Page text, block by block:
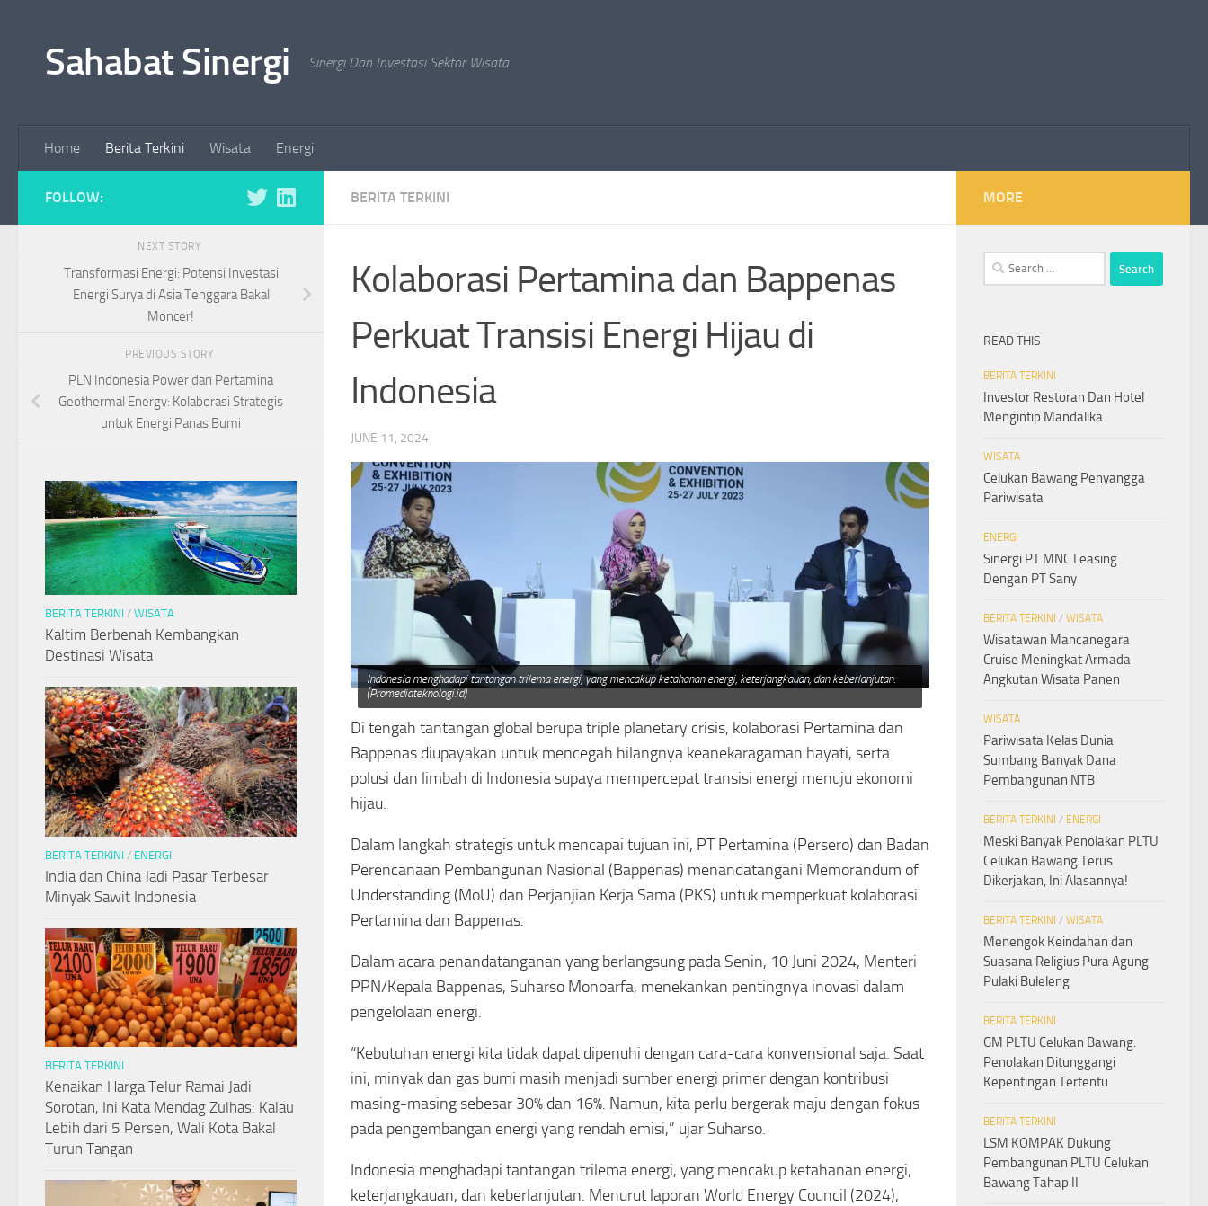
Sahabat Sinergi Sinergi Dan Investasi Sektor Wisata
Home Berita Terkini Wisata Energi
BERITA TERKINI
Kolaborasi Pertamina dan Bappenas
Perkuat Transisi Energi Hijau di
Indonesia
JUNE 11, 2024
Indonesia menghadapi tantangan trilema energi, yang mencakup ketahanan energi, keterjangkauan, dan keberlanjutan.
(Promediateknologi.id)
Di tengah tantangan global berupa triple planetary crisis, kolaborasi Pertamina dan
Bappenas diupayakan untuk mencegah hilangnya keanekaragaman hayati, serta
polusi dan limbah di Indonesia supaya mempercepat transisi energi menuju ekonomi
hijau.
Dalam langkah strategis untuk mencapai tujuan ini, PT Pertamina (Persero) dan Badan
Perencanaan Pembangunan Nasional (Bappenas) menandatangani Memorandum of
Understanding (MoU) dan Perjanjian Kerja Sama (PKS) untuk memperkuat kolaborasi
Pertamina dan Bappenas.
Dalam acara penandatanganan yang berlangsung pada Senin, 10 Juni 2024, Menteri
PPN/Kepala Bappenas, Suharso Monoarfa, menekankan pentingnya inovasi dalam
pengelolaan energi.
“Kebutuhan energi kita tidak dapat dipenuhi dengan cara-cara konvensional saja. Saat
ini, minyak dan gas bumi masih menjadi sumber energi primer dengan kontribusi
masing-masing sebesar 30% dan 16%. Namun, kita perlu bergerak maju dengan fokus
pada pengembangan energi yang rendah emisi,” ujar Suharso.
Indonesia menghadapi tantangan trilema energi, yang mencakup ketahanan energi,
keterjangkauan, dan keberlanjutan. Menurut laporan World Energy Council (2024),
FOLLOW:
NEXT STORY
Transformasi Energi: Potensi Investasi
Energi Surya di Asia Tenggara Bakal
Moncer!
PREVIOUS STORY
PLN Indonesia Power dan Pertamina
Geothermal Energy: Kolaborasi Strategis
untuk Energi Panas Bumi
BERITA TERKINI / WISATA
Kaltim Berbenah Kembangkan
Destinasi Wisata
BERITA TERKINI / ENERGI
India dan China Jadi Pasar Terbesar
Minyak Sawit Indonesia
BERITA TERKINI
Kenaikan Harga Telur Ramai Jadi
Sorotan, Ini Kata Mendag Zulhas: Kalau
Lebih dari 5 Persen, Wali Kota Bakal
Turun Tangan
MORE
Search
for:
READ THIS
BERITA TERKINI
Investor Restoran Dan Hotel
Mengintip Mandalika
WISATA
Celukan Bawang Penyangga
Pariwisata
ENERGI
Sinergi PT MNC Leasing
Dengan PT Sany
BERITA TERKINI / WISATA
Wisatawan Mancanegara
Cruise Meningkat Armada
Angkutan Wisata Panen
WISATA
Pariwisata Kelas Dunia
Sumbang Banyak Dana
Pembangunan NTB
BERITA TERKINI / ENERGI
Meski Banyak Penolakan PLTU
Celukan Bawang Terus
Dikerjakan, Ini Alasannya!
BERITA TERKINI / WISATA
Menengok Keindahan dan
Suasana Religius Pura Agung
Pulaki Buleleng
BERITA TERKINI
GM PLTU Celukan Bawang:
Penolakan Ditunggangi
Kepentingan Tertentu
BERITA TERKINI
LSM KOMPAK Dukung
Pembangunan PLTU Celukan
Bawang Tahap II